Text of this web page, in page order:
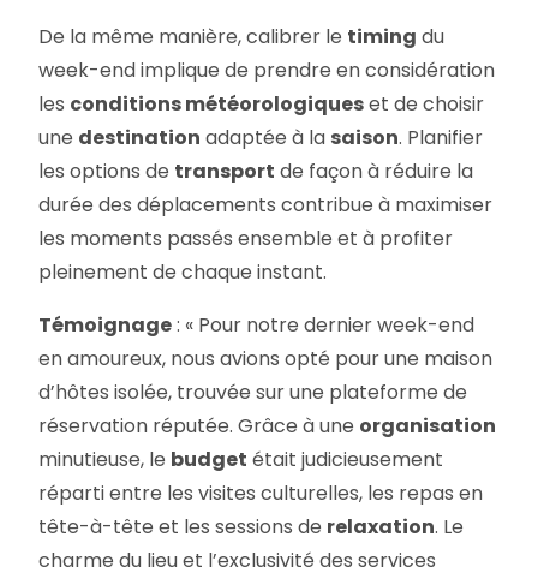
De la même manière, calibrer le timing du
week-end implique de prendre en considération
les conditions météorologiqueset de choisir
une destination adaptée à la saison. Planifier
les options de transport de façon à réduire la
durée des déplacements contribue à maximiser
les moments passés ensemble et à profiter
pleinement de chaque instant.
Témoignage: « Pour notre dernier week-end
en amoureux, nous avions opté pour une maison
d’hôtes isolée, trouvée sur une plateforme de
réservation réputée. Grâce à une organisation
minutieuse, le budget était judicieusement
réparti entre les visites culturelles, les repas en
tête-à-tête et les sessions de relaxation. Le
charme du lieu et l’exclusivité des services